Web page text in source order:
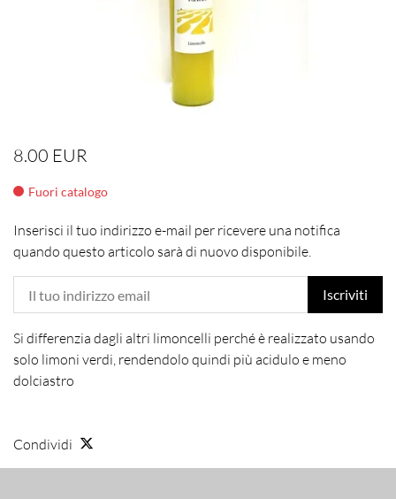
8.00 EUR
Fuori catalogo
Inserisci il tuo indirizzo e-mail per ricevere una notifica
quando questo articolo sarà di nuovo disponibile.
Iscriviti
Si differenzia dagli altri limoncelli perché è realizzato usando
solo limoni verdi, rendendolo quindi più acidulo e meno
dolciastro
Condividi